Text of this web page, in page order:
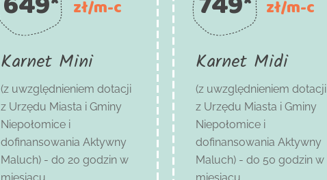
zł/m-c
Karnet Mini
(z uwzględnieniem dotacji
z Urzędu Miasta i Gminy
Niepołomice i
dofinansowania Aktywny
Maluch) - do 20 godzin w
zł/m-c
Karnet Midi
(z uwzględnieniem dotacji
z Urzędu Miasta i Gminy
Niepołomice i
dofinansowania Aktywny
Maluch) - do 50 godzin w